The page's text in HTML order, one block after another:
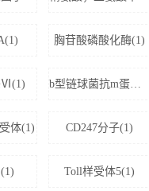
胸苷酸磷酸化酶(1)
Ⅵ(1) b型链球菌抗m蛋白抗体(1)
体(1) CD247分子(1)
Toll样受体5(1)